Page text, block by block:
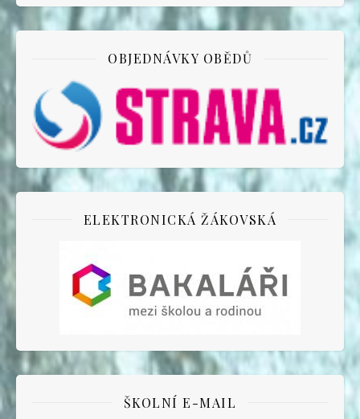
OBJEDNÁVKY OBĚDŮ
ELEKTRONICKÁ ŽÁKOVSKÁ
ŠKOLNÍ E-MAIL